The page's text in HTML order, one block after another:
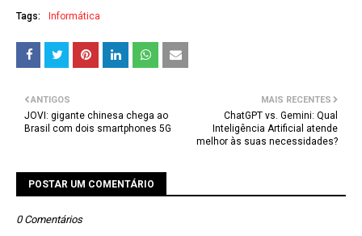
Tags: Informática
MAIS RECENTES
ChatGPT vs. Gemini: Qual
Inteligência Artificial atende
melhor às suas necessidades?
ANTIGOS
JOVI: gigante chinesa chega ao
Brasil com dois smartphones 5G
POSTAR UM COMENTÁRIO
0 Comentários